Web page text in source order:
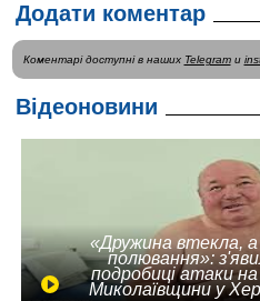
Додати коментар
Коментарі доступні в наших Telegramи
Відеоновини
«Дружина втекла, а
полювання»:
подробиці атаки
Миколаївщини у